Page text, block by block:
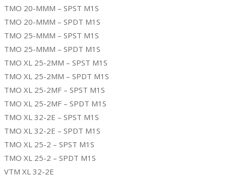
TMO 20-MMM – SPST M1S
TMO 20-MMM – SPDT M1S
TMO 25-MMM – SPST M1S
TMO 25-MMM – SPDT M1S
TMO XL 25-2MM – SPST M1S
TMO XL 25-2MM – SPDT M1S
TMO XL 25-2MF – SPST M1S
TMO XL 25-2MF – SPDT M1S
TMO XL 32-2E – SPST M1S
TMO XL 32-2E – SPDT M1S
TMO XL 25-2 – SPST M1S
TMO XL 25-2 – SPDT M1S
VTM XL 32-2E